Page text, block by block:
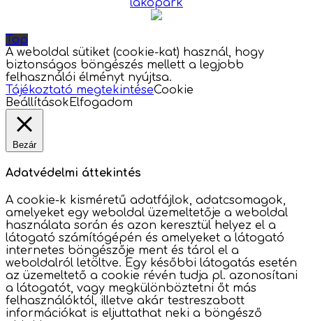
lakópark
Top
A weboldal sütiket (cookie-kat) használ, hogy
biztonságos böngészés mellett a legjobb
felhasználói élményt nyújtsa.
Tájékoztató megtekintéseCookie
Beállítások Elfogadom
Bezár
Adatvédelmi áttekintés
A cookie-k kisméretű adatfájlok, adatcsomagok,
amelyeket egy weboldal üzemeltetője a weboldal
használata során és azon keresztül helyez el a
látogató számítógépén és amelyeket a látogató
internetes böngészője ment és tárol el a
weboldalról letöltve. Egy későbbi látogatás esetén
az üzemeltető a cookie révén tudja pl. azonosítani
a látogatót, vagy megkülönböztetni őt más
felhasználóktól, illetve akár testreszabott
információkat is eljuttathat neki a böngésző